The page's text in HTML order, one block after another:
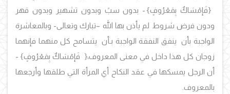
{فَإمْسَاكٌ بِمَعْرُوفٍ}- بدون سبً وبدون تشهير وبدون قهر
ودون فرض شروط لم يأذن بها الله –تبارك وتعالى- وبالمعاشرة
الواجبة بأن ينفق النفقة الواجبة بـأن يتسامح كل منهما فإنهما
زوجان كل هذا داخل في معنى المعروف،{ فَإمْسَاكٌ بِمَعْرُوفٍ} -
أن الرجل يمسكها في عقد النكاح أي المرأة التي طلقها وأرجعها
بالمعروف.